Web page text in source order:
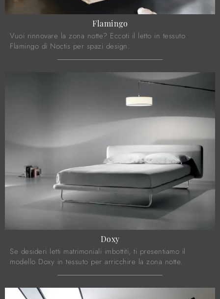
Flamingo
Vuoi rinnovare la zona notte? Eccoti il letto in tessuto
Flamingo di Noctis per spazi design.
Doxy
Se desideri letti matrimoniali imbottiti, ti presentiamo il
modello Doxy in tessuto per arricchire la zona notte.